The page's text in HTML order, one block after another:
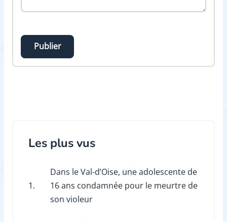
Publier
Les plus vus
1.
Dans le Val-d’Oise, une adolescente de
16 ans condamnée pour le meurtre de
son violeur